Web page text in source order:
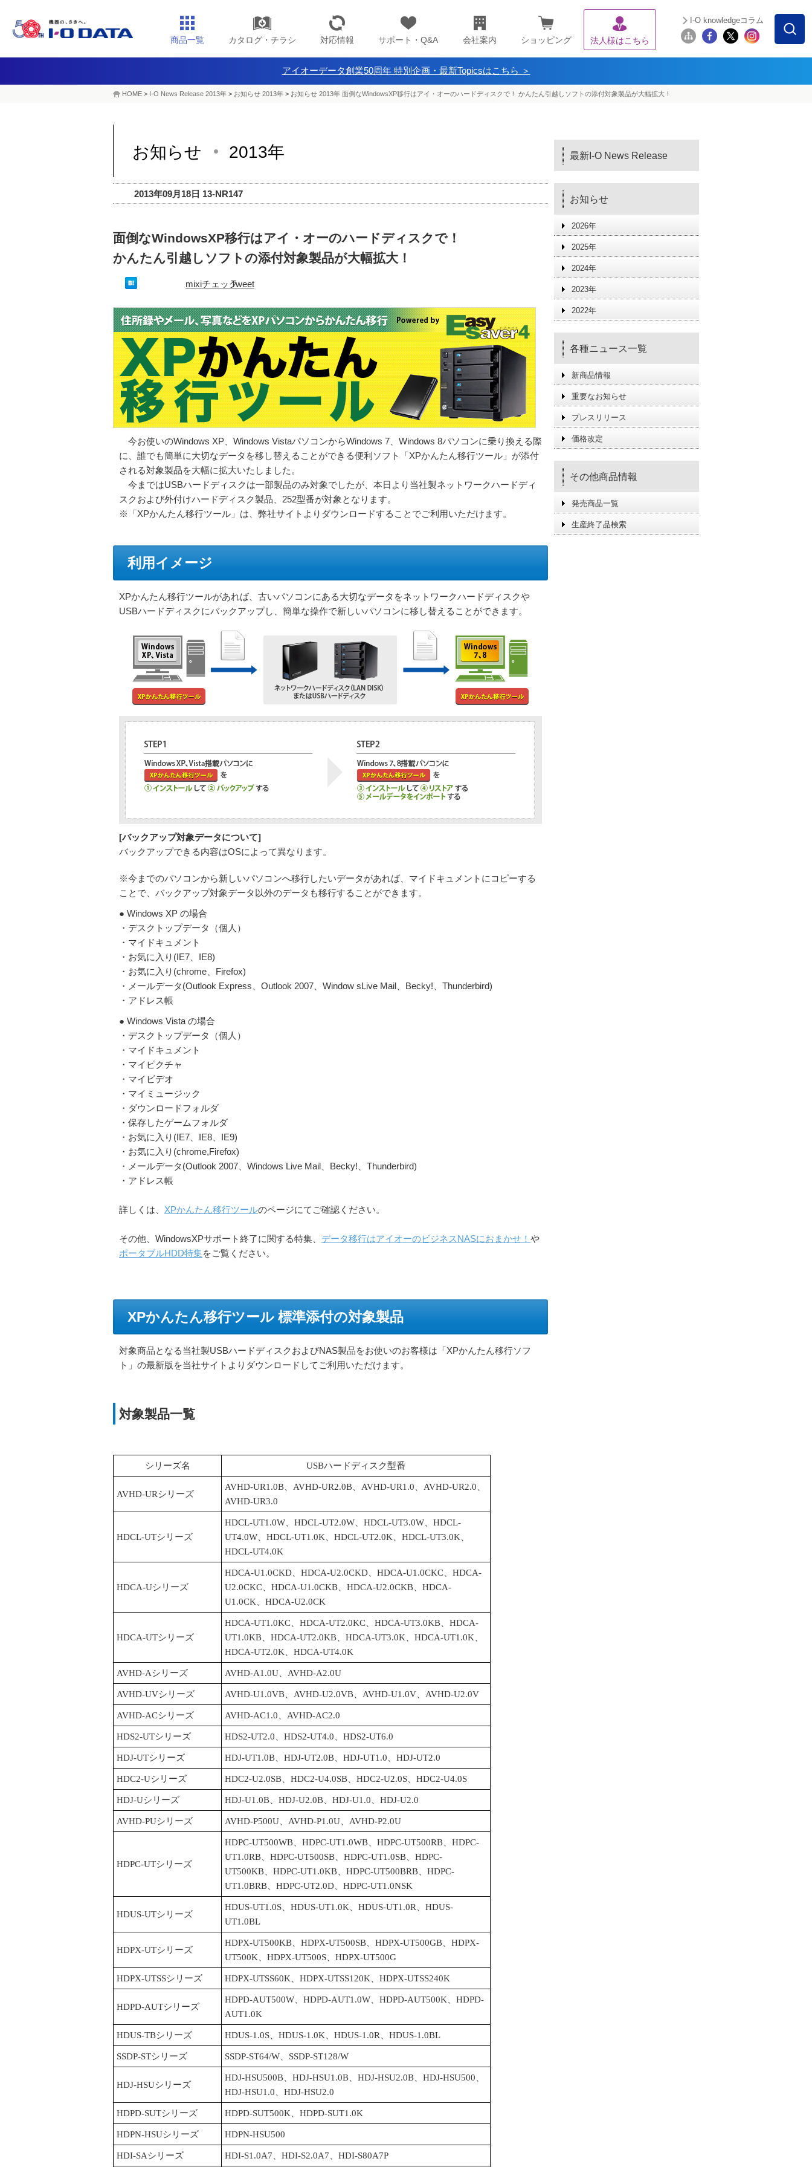
商品一覧 カタログ・チラシ 対応情報 サポート・Q&A 会社案内 ショッピング 法人様はこちら
I-O knowledgeコラム
アイオーデータ創業50周年 特別企画・最新Topicsはこちら ＞
HOME > I-O News Release 2013年 > お知らせ 2013年 > お知らせ 2013年 面倒なWindowsXP移行はアイ・オーのハードディスクで！ かんたん引越しソフトの添付対象製品が大幅拡大！
お知らせ 2013年
2013年09月18日 13-NR147
面倒なWindowsXP移行はアイ・オーのハードディスクで！
かんたん引越しソフトの添付対象製品が大幅拡大！
mixiチェックTweet
今お使いのWindows XP、Windows VistaパソコンからWindows 7、Windows 8パソコンに乗り換える際
に、誰でも簡単に大切なデータを移し替えることができる便利ソフト「XPかんたん移行ツール」が添付
される対象製品を大幅に拡大いたしました。
今まではUSBハードディスクは一部製品のみ対象でしたが、本日より当社製ネットワークハードディ
スクおよび外付けハードディスク製品、252型番が対象となります。
※「XPかんたん移行ツール」は、弊社サイトよりダウンロードすることでご利用いただけます。
利用イメージ
XPかんたん移行ツールがあれば、古いパソコンにある大切なデータをネットワークハードディスクや
USBハードディスクにバックアップし、簡単な操作で新しいパソコンに移し替えることができます。
[バックアップ対象データについて]
バックアップできる内容はOSによって異なります。
※今までのパソコンから新しいパソコンへ移行したいデータがあれば、マイドキュメントにコピーする
ことで、バックアップ対象データ以外のデータも移行することができます。
● Windows XP の場合
・デスクトップデータ（個人）
・マイドキュメント
・お気に入り(IE7、IE8)
・お気に入り(chrome、Firefox)
・メールデータ(Outlook Express、Outlook 2007、Window sLive Mail、Becky!、Thunderbird)
・アドレス帳
● Windows Vista の場合
・デスクトップデータ（個人）
・マイドキュメント
・マイピクチャ
・マイビデオ
・マイミュージック
・ダウンロードフォルダ
・保存したゲームフォルダ
・お気に入り(IE7、IE8、IE9)
・お気に入り(chrome,Firefox)
・メールデータ(Outlook 2007、Windows Live Mail、Becky!、Thunderbird)
・アドレス帳
詳しくは、 XPかんたん移行ツールのページにてご確認ください。
その他、WindowsXPサポート終了に関する特集、 データ移行はアイオーのビジネスNASにおまかせ！ や
ポータブルHDD特集をご覧ください。
XPかんたん移行ツール 標準添付の対象製品
対象商品となる当社製USBハードディスクおよびNAS製品をお使いのお客様は「XPかんたん移行ソフ
ト」の最新版を当社サイトよりダウンロードしてご利用いただけます。
対象製品一覧
シリーズ名 USBハードディスク型番
AVHD-URシリーズ
AVHD-UR1.0B、AVHD-UR2.0B、AVHD-UR1.0、AVHD-UR2.0、
AVHD-UR3.0
HDCL-UTシリーズ
HDCL-UT1.0W、HDCL-UT2.0W、HDCL-UT3.0W、HDCL-
UT4.0W、HDCL-UT1.0K、HDCL-UT2.0K、HDCL-UT3.0K、
HDCL-UT4.0K
HDCA-Uシリーズ
HDCA-U1.0CKD、HDCA-U2.0CKD、HDCA-U1.0CKC、HDCA-
U2.0CKC、HDCA-U1.0CKB、HDCA-U2.0CKB、HDCA-
U1.0CK、HDCA-U2.0CK
HDCA-UTシリーズ
HDCA-UT1.0KC、HDCA-UT2.0KC、HDCA-UT3.0KB、HDCA-
UT1.0KB、HDCA-UT2.0KB、HDCA-UT3.0K、HDCA-UT1.0K、
HDCA-UT2.0K、HDCA-UT4.0K
AVHD-Aシリーズ AVHD-A1.0U、AVHD-A2.0U
AVHD-UVシリーズ AVHD-U1.0VB、AVHD-U2.0VB、AVHD-U1.0V、AVHD-U2.0V
AVHD-ACシリーズ AVHD-AC1.0、AVHD-AC2.0
HDS2-UTシリーズ HDS2-UT2.0、HDS2-UT4.0、HDS2-UT6.0
HDJ-UTシリーズ HDJ-UT1.0B、HDJ-UT2.0B、HDJ-UT1.0、HDJ-UT2.0
HDC2-Uシリーズ HDC2-U2.0SB、HDC2-U4.0SB、HDC2-U2.0S、HDC2-U4.0S
HDJ-Uシリーズ HDJ-U1.0B、HDJ-U2.0B、HDJ-U1.0、HDJ-U2.0
AVHD-PUシリーズ AVHD-P500U、AVHD-P1.0U、AVHD-P2.0U
HDPC-UTシリーズ
HDPC-UT500WB、HDPC-UT1.0WB、HDPC-UT500RB、HDPC-
UT1.0RB、HDPC-UT500SB、HDPC-UT1.0SB、HDPC-
UT500KB、HDPC-UT1.0KB、HDPC-UT500BRB、HDPC-
UT1.0BRB、HDPC-UT2.0D、HDPC-UT1.0NSK
HDUS-UTシリーズ
HDUS-UT1.0S、HDUS-UT1.0K、HDUS-UT1.0R、HDUS-
UT1.0BL
HDPX-UTシリーズ
HDPX-UT500KB、HDPX-UT500SB、HDPX-UT500GB、HDPX-
UT500K、HDPX-UT500S、HDPX-UT500G
HDPX-UTSSシリーズ HDPX-UTSS60K、HDPX-UTSS120K、HDPX-UTSS240K
HDPD-AUTシリーズ
HDPD-AUT500W、HDPD-AUT1.0W、HDPD-AUT500K、HDPD-
AUT1.0K
HDUS-TBシリーズ HDUS-1.0S、HDUS-1.0K、HDUS-1.0R、HDUS-1.0BL
SSDP-STシリーズ SSDP-ST64/W、SSDP-ST128/W
HDJ-HSUシリーズ
HDJ-HSU500B、HDJ-HSU1.0B、HDJ-HSU2.0B、HDJ-HSU500、
HDJ-HSU1.0、HDJ-HSU2.0
HDPD-SUTシリーズ HDPD-SUT500K、HDPD-SUT1.0K
HDPN-HSUシリーズ HDPN-HSU500
HDI-SAシリーズ HDI-S1.0A7、HDI-S2.0A7、HDI-S80A7P
最新I-O News Release
お知らせ
2026年
2025年
2024年
2023年
2022年
各種ニュース一覧
新商品情報
重要なお知らせ
プレスリリース
価格改定
その他商品情報
発売商品一覧
生産終了品検索